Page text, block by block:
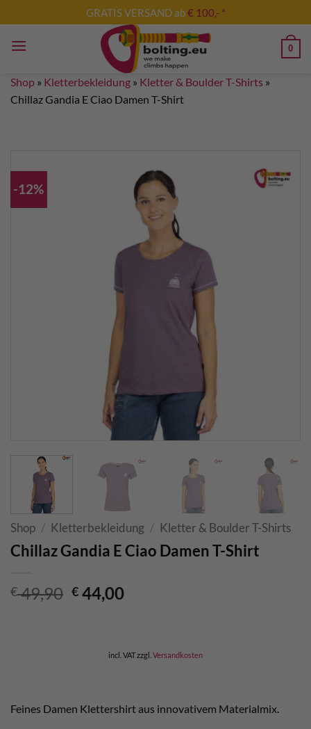
to
content
GRATIS VERSAND ab€ 100,- *
0
Shop » Kletterbekleidung » Kletter & Boulder T-Shirts »
Chillaz Gandia E Ciao Damen T-Shirt
-12%
Shop / Kletterbekleidung / Kletter & Boulder T-Shirts
Chillaz Gandia E Ciao Damen T-Shirt
€49,90 Original
€ 44,00Current
incl. VATzzgl. Versandkosten
Feines Damen Klettershirt aus innovativem Materialmix.